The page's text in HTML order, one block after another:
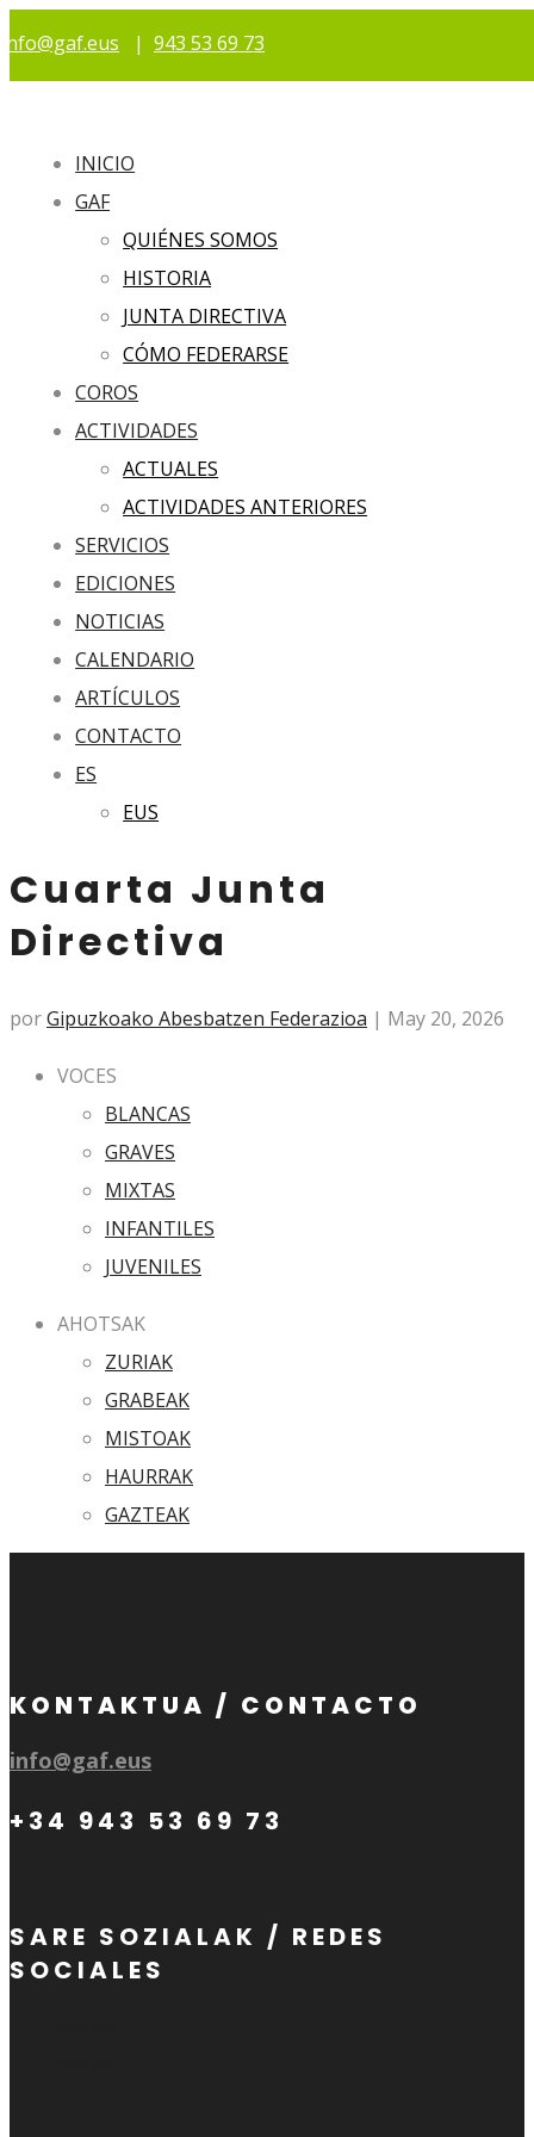
info@gaf.eus | 943 53 69 73
INICIO
GAF
QUIÉNES SOMOS
HISTORIA
JUNTA DIRECTIVA
CÓMO FEDERARSE
COROS
ACTIVIDADES
ACTUALES
ACTIVIDADES ANTERIORES
SERVICIOS
EDICIONES
NOTICIAS
CALENDARIO
ARTÍCULOS
CONTACTO
ES
EUS
Cuarta Junta
Directiva
porGipuzkoako Abesbatzen Federazioa | May 20, 2026
VOCES
BLANCAS
GRAVES
MIXTAS
INFANTILES
JUVENILES
AHOTSAK
ZURIAK
GRABEAK
MISTOAK
HAURRAK
GAZTEAK
KONTAKTUA / CONTACTO
info@gaf.eus
+34 943 53 69 73
SARE SOZIALAK / REDES
SOCIALES